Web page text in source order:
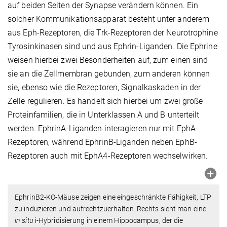
auf beiden Seiten der Synapse verändern können. Ein
solcher Kommunikationsapparat besteht unter anderem
aus Eph-Rezeptoren, die Trk-Rezeptoren der Neurotrophine
Tyrosinkinasen sind und aus Ephrin-Liganden. Die Ephrine
weisen hierbei zwei Besonderheiten auf, zum einen sind
sie an die Zellmembran gebunden, zum anderen können
sie, ebenso wie die Rezeptoren, Signalkaskaden in der
Zelle regulieren. Es handelt sich hierbei um zwei große
Proteinfamilien, die in Unterklassen A und B unterteilt
werden. EphrinA-Liganden interagieren nur mit EphA-
Rezeptoren, während EphrinB-Liganden neben EphB-
Rezeptoren auch mit EphA4-Rezeptoren wechselwirken.
EphrinB2-KO-Mäuse zeigen eine eingeschränkte Fähigkeit, LTP
zu induzieren und aufrechtzuerhalten. Rechts sieht man eine
in situ i-Hybridisierung in einem Hippocampus, der die